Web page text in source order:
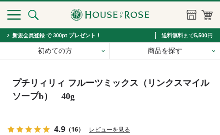
新規会員登録 で 300pt プレゼント！ 送料無料まで5,500円
初めての方 商品を探す
プチリィリィ フルーツミックス（リンクスマイル
ソープb） 40g
4.9（16） レビューを見る